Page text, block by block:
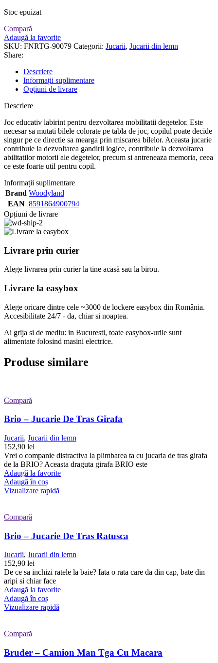
Stoc epuizat
Compară
Adaugă la favorite
SKU: FNRTG-90079 Categorii: Jucarii, Jucarii din lemn
Share:
Descriere
Informații suplimentare
Opțiuni de livrare
Descriere
Joc educativ labirint pentru dezvoltarea mobilitatii degetelor. Este
necesar sa mutati bilele colorate pe tabla de joc, copilul poate decide
singur pe ce directie sa mearga prin miscarea bilelor. Aceasta jucarie
contribuie la dezvoltarea gandirii logice, contribuie la dezvoltarea
abilitatilor motorii ale degetelor, precum si antreneaza memoria, ceea
ce este foarte util pentru copil.
Informații suplimentare
Brand Woodyland
EAN 8591864900794
Opțiuni de livrare
Livrare prin curier
Alege livrarea prin curierla tine acasă sau la birou.
Livrare la easybox
Alege oricare dintre cele ~3000 de lockere easybox din România.
Accesibilitate 24/7 - da, chiar si noaptea.
Ai grija si de mediu: in Bucuresti, toate easybox-urile sunt
alimentate folosind masini electrice.
Produse similare
Compară
Brio – Jucarie De Tras Girafa
Jucarii, Jucarii din lemn
152,90 lei
Vrei o companie distractiva la plimbarea ta cu jucaria de tras girafa
de la BRIO? Aceasta draguta girafa BRIO este
Adaugă la favorite
Adaugă în coș
Vizualizare rapidă
Compară
Brio – Jucarie De Tras Ratusca
Jucarii, Jucarii din lemn
152,90 lei
De ce sa inchizi ratele la baie? Iata o rata care da din cap, bate din
aripi si chiar face
Adaugă la favorite
Adaugă în coș
Vizualizare rapidă
Compară
Bruder – Camion Man Tga Cu Macara